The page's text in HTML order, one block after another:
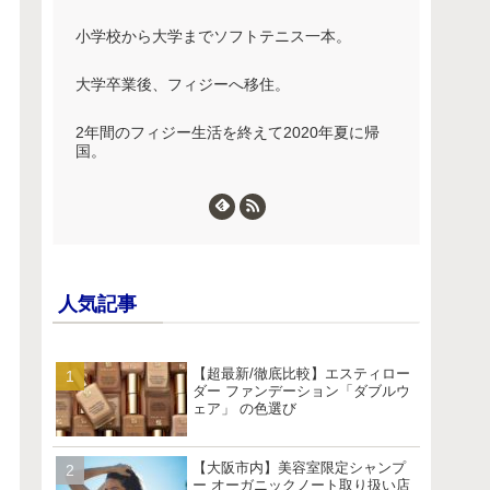
小学校から大学までソフトテニス一本。
大学卒業後、フィジーへ移住。
2年間のフィジー生活を終えて2020年夏に帰
国。
人気記事
【超最新/徹底比較】エスティロー
ダー ファンデーション「ダブルウ
ェア」 の色選び
【大阪市内】美容室限定シャンプ
ー オーガニックノート取り扱い店